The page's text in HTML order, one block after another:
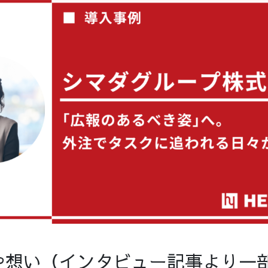
い（インタビュー記事より一